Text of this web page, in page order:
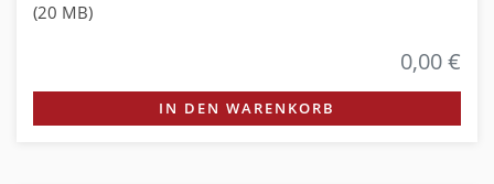
(20 MB)
0,00 €
IN DEN WARENKORB